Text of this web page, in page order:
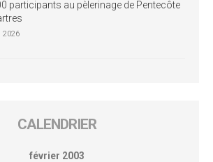
participants au pèlerinage de Pentecôte
2026
CALENDRIER
février 2003